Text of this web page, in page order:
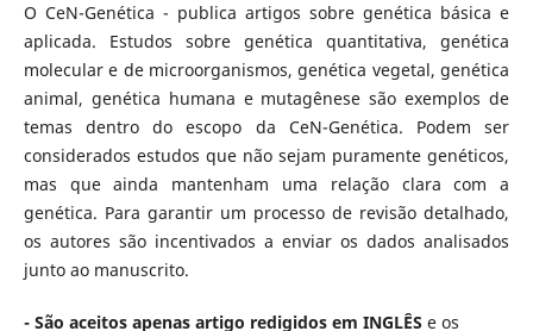
O CeN-Genética - publica artigos sobre genética básica e
aplicada. Estudos sobre genética quantitativa, genética
molecular e de microorganismos, genética vegetal, genética
animal, genética humana e mutagênese são exemplos de
temas dentro do escopo da CeN-Genética. Podem ser
considerados estudos que não sejam puramente genéticos,
mas que ainda mantenham uma relação clara com a
genética. Para garantir um processo de revisão detalhado,
os autores são incentivados a enviar os dados analisados
junto ao manuscrito.
- São aceitos apenas artigo redigidos em INGLÊS e os